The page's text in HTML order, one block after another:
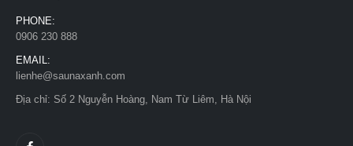
PHONE:
0906 230 888
EMAIL:
lienhe@saunaxanh.com
Địa chỉ: Số 2 Nguyễn Hoàng, Nam Từ Liêm, Hà Nội